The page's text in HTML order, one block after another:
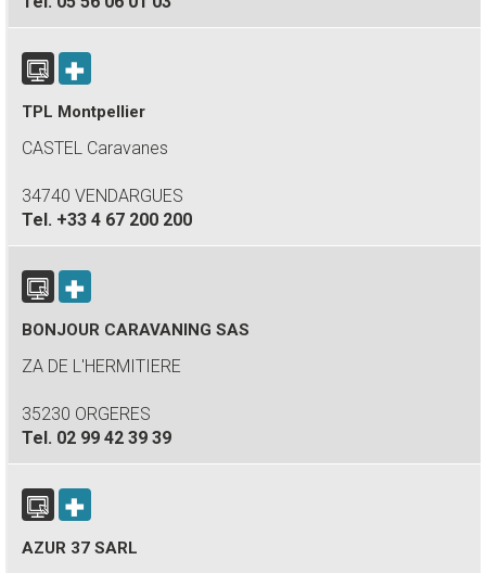
TPL Montpellier
CASTEL Caravanes
34740 VENDARGUES
Tel. +33 4 67 200 200
BONJOUR CARAVANING SAS
ZA DE L'HERMITIERE
35230 ORGERES
Tel. 02 99 42 39 39
AZUR 37 SARL